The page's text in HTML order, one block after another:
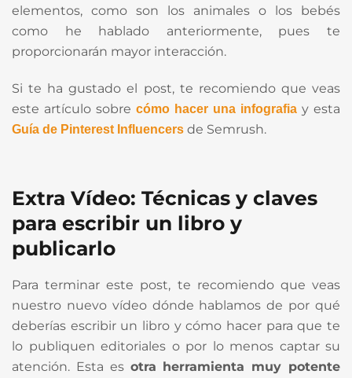
elementos, como son los animales o los bebés
como he hablado anteriormente, pues te
proporcionarán mayor interacción.
Si te ha gustado el post, te recomiendo que veas
este artículo sobre cómo hacer una infografia y esta
Guía de Pinterest Influencers de Semrush.
Extra Vídeo: Técnicas y claves
para escribir un libro y
publicarlo
Para terminar este post, te recomiendo que veas
nuestro nuevo vídeo dónde hablamos de por qué
deberías escribir un libro y cómo hacer para que te
lo publiquen editoriales o por lo menos captar su
atención. Esta es otra herramienta muy potente